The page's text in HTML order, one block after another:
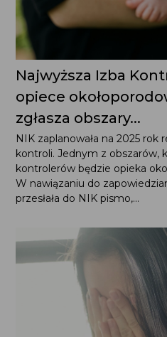
Najwyższa Izba
opiece
zgłasza obszary...
NIK zaplanowała na 2025
kontroli. Jednym z obszarów,
kontrolerów będzie opieka
W nawiązaniu do
przesłała do NIK pismo,...